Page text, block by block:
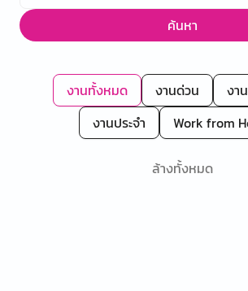
ค้นหา
งานทั้งหมด งานด่วน
งา
งานประจำ
Work from
ล้างทั้งหมด